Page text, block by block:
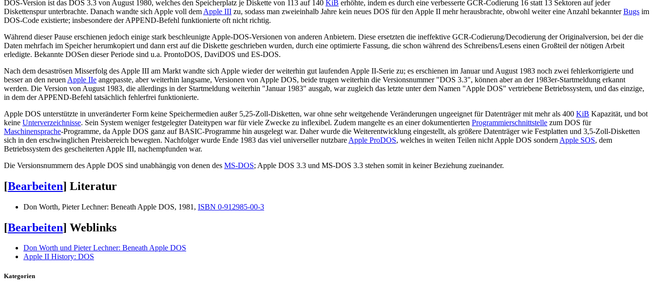
DOS-Version ist das DOS 3.3 von August 1980, welches den Speicherplatz je Diskette von 113 auf 140 KiB erhöhte, indem es durch eine verbesserte GCR-Codierung 16 statt 13 Sektoren auf jeder
Diskettenspur unterbrachte. Danach wandte sich Apple voll dem Apple III zu, sodass man zweieinhalb Jahre kein neues DOS für den Apple II mehr herausbrachte, obwohl weiter eine Anzahl bekannterBugs im
DOS-Code existierte; insbesondere der APPEND-Befehl funktionierte oft nicht richtig.
Während dieser Pause erschienen jedoch einige stark beschleunigte Apple-DOS-Versionen von anderen Anbietern. Diese ersetzten die ineffektive GCR-Codierung/Decodierung der Originalversion, bei der die
Daten mehrfach im Speicher herumkopiert und dann erst auf die Diskette geschrieben wurden, durch eine optimierte Fassung, die schon während des Schreibens/Lesens einen Großteil der nötigen Arbeit
erledigte. Bekannte DOSen dieser Periode sind u.a. ProntoDOS, DaviDOS und ES-DOS.
Nach dem desaströsen Misserfolg des Apple III am Markt wandte sich Apple wieder der weiterhin gut laufenden Apple II-Serie zu; es erschienen im Januar und August 1983 noch zwei fehlerkorrigierte und
besser an den neuen Apple IIe angepasste, aber weiterhin langsame, Versionen von Apple DOS, beide trugen weiterhin die Versionsnummer "DOS 3.3", können aber an der 1983er-Startmeldung erkannt
werden. Die Version von August 1983, die allerdings in der Startmeldung weiterhin "Januar 1983" ausgab, war zugleich das letzte unter dem Namen "Apple DOS" vertriebene Betriebssystem, und das einzige,
in dem der APPEND-Befehl tatsächlich fehlerfrei funktionierte.
Apple DOS unterstützte in unveränderter Form keine Speichermedien außer 5,25-Zoll-Disketten, war ohne sehr weitgehende Veränderungen ungeeignet für Datenträger mit mehr als 400 KiB Kapazität, und bot
keine Unterverzeichnisse. Sein System weniger festgelegter Dateitypen war für viele Zwecke zu inflexibel. Zudem mangelte es an einer dokumentierten Programmierschnittstelle zum DOS für
Maschinensprache-Programme, da Apple DOS ganz auf BASIC-Programme hin ausgelegt war. Daher wurde die Weiterentwicklung eingestellt, als größere Datenträger wie Festplatten und 3,5-Zoll-Disketten
sich in den erschwinglichen Preisbereich bewegten. Nachfolger wurde Ende 1983 das viel universeller nutzbare Apple ProDOS, welches in weiten Teilen nicht Apple DOS sondern Apple SOS, dem
Betriebssystem des gescheiterten Apple III, nachempfunden war.
Die Versionsnummern des Apple DOS sind unabhängig von denen des MS-DOS; Apple DOS 3.3 und MS-DOS 3.3 stehen somit in keiner Beziehung zueinander.
[Bearbeiten] Literatur
Don Worth, Pieter Lechner: Beneath Apple DOS, 1981, ISBN 0-912985-00-3
[Bearbeiten] Weblinks
Don Worth und Pieter Lechner: Beneath Apple DOS
Apple II History: DOS
Kategorien